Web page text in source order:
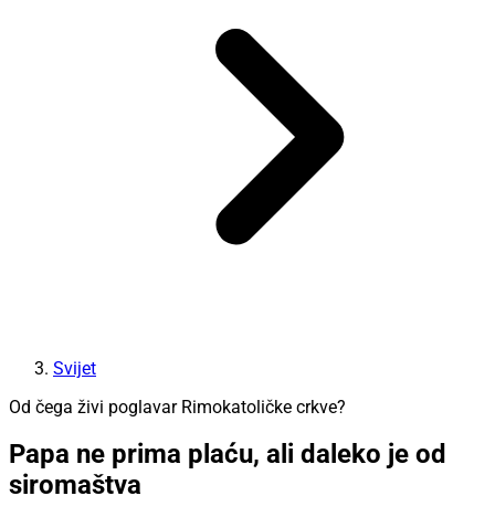
Svijet
Od čega živi poglavar Rimokatoličke crkve?
Papa ne prima plaću, ali daleko je od
siromaštva